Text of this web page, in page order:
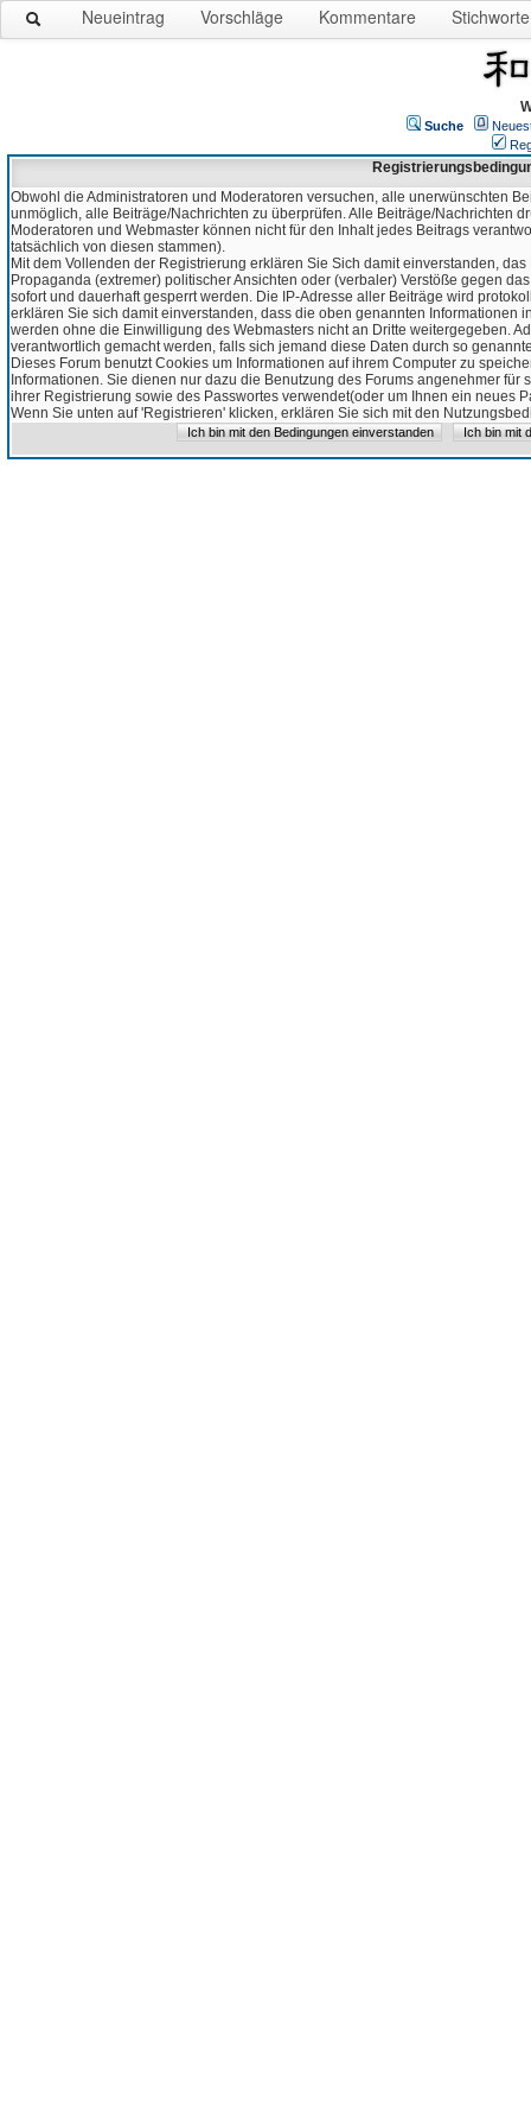
Neueintrag Vorschläge Kommentare Stichworte
Suche
Obwohl die Administratoren und Moderatoren versuchen, alle unerwünschten
unmöglich, alle Beiträge/Nachrichten zu überprüfen. Alle Beiträge/Nachrichten
Moderatoren und Webmaster können nicht für den Inhalt jedes Beitrags
tatsächlich von diesen stammen).
Mit dem Vollenden der Registrierung erklären Sie Sich damit einverstanden,
Propaganda (extremer) politischer Ansichten oder (verbaler) Verstöße gegen
sofort und dauerhaft gesperrt werden. Die IP-Adresse aller Beiträge wird
erklären Sie sich damit einverstanden, dass die oben genannten Informationen
werden ohne die Einwilligung des Webmasters nicht an Dritte weitergegeben.
verantwortlich gemacht werden, falls sich jemand diese Daten durch so
Dieses Forum benutzt Cookies um Informationen auf ihrem Computer zu
Informationen. Sie dienen nur dazu die Benutzung des Forums angenehmer
ihrer Registrierung sowie des Passwortes verwendet(oder um Ihnen ein neues
Wenn Sie unten auf 'Registrieren' klicken, erklären Sie sich mit den